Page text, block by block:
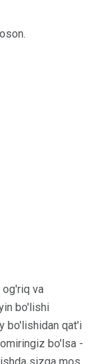
og'riq va
bo'lishi
bo'lishidan qat'i
bo'lsa -